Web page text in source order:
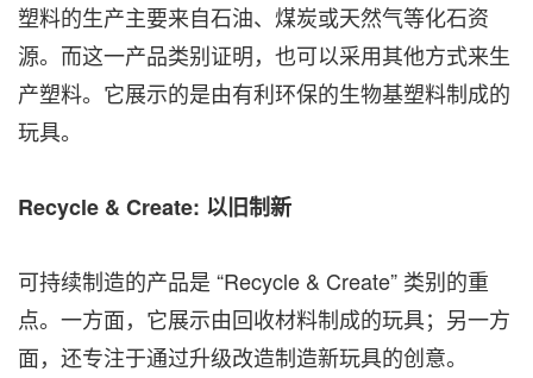
塑料的生产主要来自石油、煤炭或天然气等化石资
源。而这一产品类别证明，也可以采用其他方式来生
产塑料。它展示的是由有利环保的生物基塑料制成的
玩具。
Recycle & Create: 以旧制新
可持续制造的产品是 “Recycle & Create” 类别的重
点。一方面，它展示由回收材料制成的玩具；另一方
面，还专注于通过升级改造制造新玩具的创意。